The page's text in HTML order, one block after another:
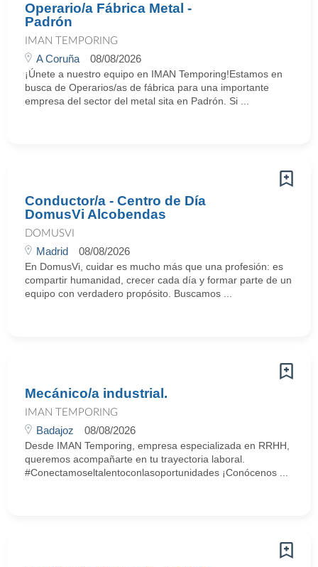
Operario/a Fábrica Metal -
Padrón
IMAN TEMPORING
A Coruña 08/08/2026
¡Únete a nuestro equipo en IMAN Temporing!Estamos en
busca de Operarios/as de fábrica para una importante
empresa del sector del metal sita en Padrón. Si ...
Conductor/a - Centro de Día
DomusVi Alcobendas
DOMUSVI
Madrid 08/08/2026
En DomusVi, cuidar es mucho más que una profesión: es
compartir humanidad, crecer cada día y formar parte de un
equipo con verdadero propósito. Buscamos ...
Mecánico/a industrial.
IMAN TEMPORING
Badajoz 08/08/2026
Desde IMAN Temporing, empresa especializada en RRHH,
queremos acompañarte en tu trayectoria laboral.
#Conectamoseltalentoconlasoportunidades ¡Conócenos ...